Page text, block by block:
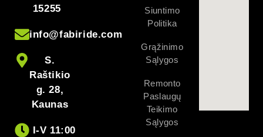
15255
info@fabiride.com
S.
Raštikio
g. 28,
Kaunas
I-V 11:00
Siuntimo
Politika
Grąžinimo
Sąlygos
Remonto
Paslaugų
Teikimo
Sąlygos